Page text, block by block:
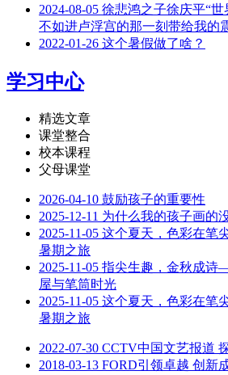
2024-08-05 徐悲鸿之子徐庆平“
不如进卢浮宫的那一刻带给我的
2022-01-26 这个暑假做了啥？
学习中心
精选文章
课堂整合
校本课程
父母课堂
2026-04-10 鼓励孩子的重要性
2025-12-11 为什么我的孩子画的
2025-11-05 这个夏天，色彩在笔
暑期之旅
2025-11-05 指尖生趣，金秋成
屋与笔筒时光
2025-11-05 这个夏天，色彩在笔
暑期之旅
2022-07-30 CCTV中国文艺报道
2018-03-13 FORD引领卓越 创新